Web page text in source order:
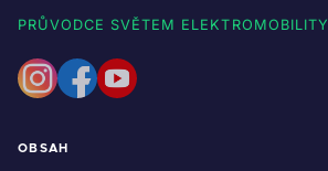
PRŮVODCE SVĚTEM ELEKTROMOBILITY
OBSAH